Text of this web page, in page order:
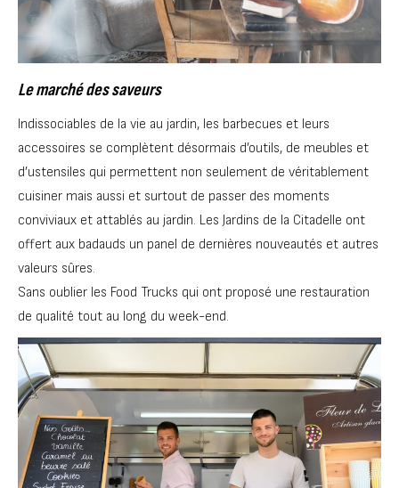
Le marché des saveurs
Indissociables de la vie au jardin, les barbecues et leurs
accessoires se complètent désormais d’outils, de meubles et
d’ustensiles qui permettent non seulement de véritablement
cuisiner mais aussi et surtout de passer des moments
conviviaux et attablés au jardin. Les Jardins de la Citadelle ont
offert aux badauds un panel de dernières nouveautés et autres
valeurs sûres.
Sans oublier les Food Trucks qui ont proposé une restauration
de qualité tout au long du week-end.